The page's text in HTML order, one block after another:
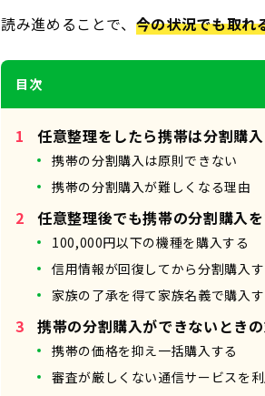
読み進めることで、 今の状況でも取れ
目次
任意整理をしたら携帯は分割購
携帯の分割購入は原則できない
携帯の分割購入が難しくなる理由
任意整理後でも携帯の分割購入
100,000円以下の機種を購入する
信用情報が回復してから分割購入す
家族の了承を得て家族名義で購入す
携帯の分割購入ができないとき
携帯の価格を抑え一括購入する
審査が厳しくない通信サービスを